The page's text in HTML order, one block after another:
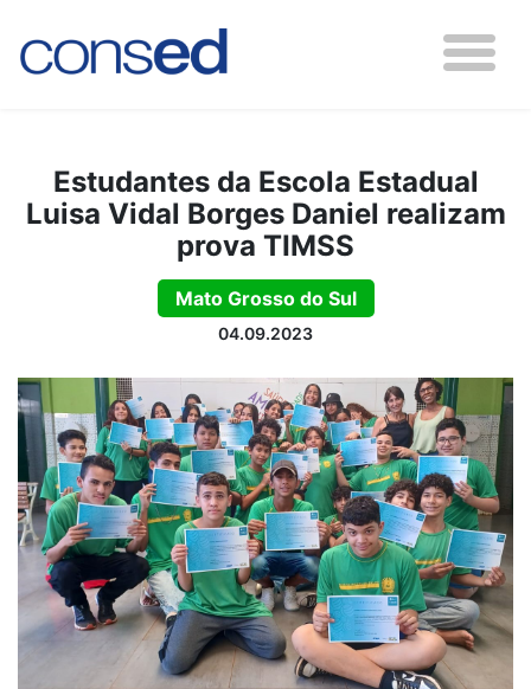
Estudantes da Escola Estadual
Luisa Vidal Borges Daniel realizam
prova TIMSS
Mato Grosso do Sul
04.09.2023